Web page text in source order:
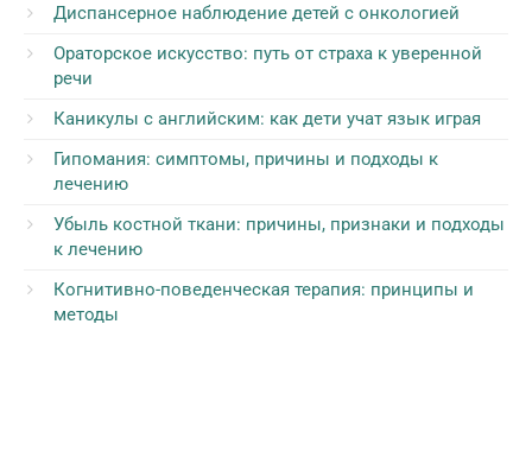
Диспансерное наблюдение детей с онкологией
Ораторское искусство: путь от страха к уверенной
речи
Каникулы с английским: как дети учат язык играя
Гипомания: симптомы, причины и подходы к
лечению
Убыль костной ткани: причины, признаки и подходы
к лечению
Когнитивно-поведенческая терапия: принципы и
методы